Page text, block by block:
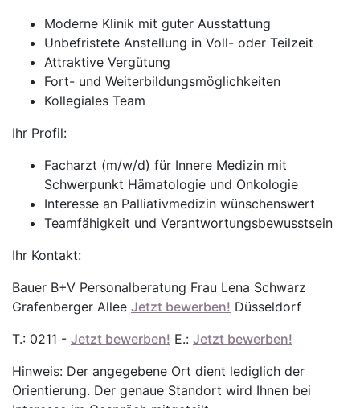
Moderne Klinik mit guter Ausstattung
Unbefristete Anstellung in Voll- oder Teilzeit
Attraktive Vergütung
Fort- und Weiterbildungsmöglichkeiten
Kollegiales Team
Ihr Profil:
Facharzt (m/w/d) für Innere Medizin mit
Schwerpunkt Hämatologie und Onkologie
Interesse an Palliativmedizin wünschenswert
Teamfähigkeit und Verantwortungsbewusstsein
Ihr Kontakt:
Bauer B+V Personalberatung Frau Lena Schwarz
Grafenberger Allee Jetzt bewerben! Düsseldorf
T.: 0211 - Jetzt bewerben! E.: Jetzt bewerben!
Hinweis: Der angegebene Ort dient lediglich der
Orientierung. Der genaue Standort wird Ihnen bei